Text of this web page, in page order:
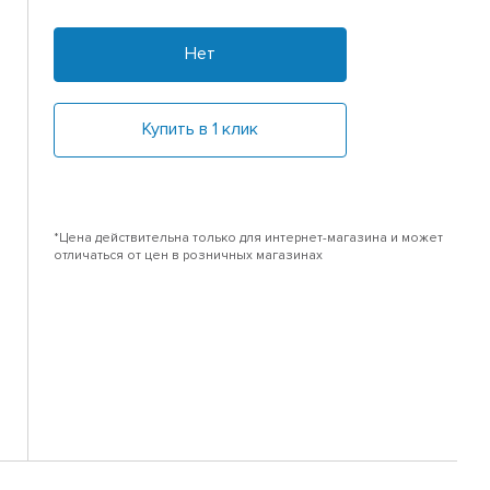
Нет
Купить в 1 клик
*Цена действительна только для интернет-магазина и может
отличаться от цен в розничных магазинах